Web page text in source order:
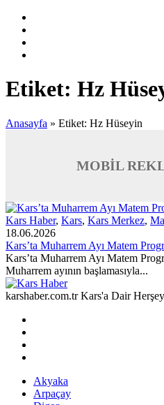
Etiket: Hz
Anasayfa » Etiket: Hz Hüseyin
MOBİL
Kars Haber, Kars, Kars Merkez,
18.06.2026
Kars’ta Muharrem Ayı Matem
Kars’ta Muharrem Ayı Matem
Muharrem ayının başlamasıyla...
karshaber.com.tr Kars'a Dair Herşey
Akyaka
Arpaçay